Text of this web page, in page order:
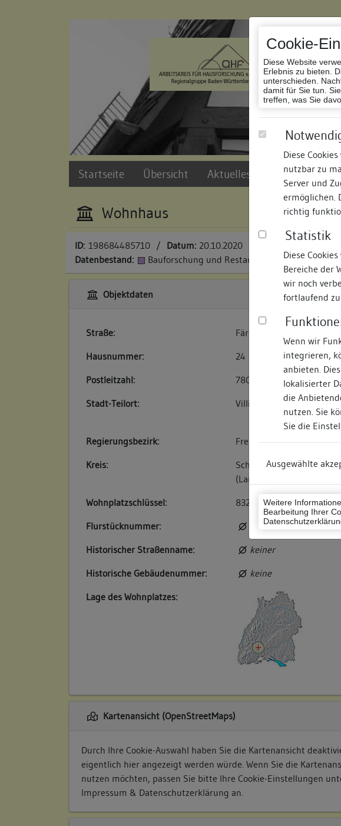
Cookie-
Diese Website
Erlebnis zu bieten.
unterschieden.
damit für Sie tun.
treffen, was Sie
Diese
nutzbar zu
Server und
ermöglichen.
richtig
Statistik
Diese
Bereiche der
wir noch
fortlaufend
Wenn wir
integrieren,
anbieten.
lokalisierter
die
nutzen. Sie
Sie die
Ausgewählte
Weitere
Bearbeitung Ihrer
Startseite Übersicht Aktuelles und Termine
Wohnhaus
ID: 198684485710 / Datum: 20.10.2020
Datenbestand:
Bauforschung und Restaurierung
Objektdaten
Straße:
Färberstraße
Hausnummer:
24
Postleitzahl:
78050
Stadt-Teilort:
Villingen
Regierungsbezirk:
Freiburg
Kreis:
Schwarzwald-Baar-Kreis
(Landkreis)
Wohnplatzschlüssel:
8326074020
Flurstücknummer:
keine
Historischer Straßenname:
keiner
Historische Gebäudenummer:
keine
Lage des Wohnplatzes:
Kartenansicht (OpenStreetMaps)
Durch Ihre Cookie-Auswahl haben Sie die Kartenansicht
eigentlich hier angezeigt werden würde. Wenn Sie die
nutzen möchten, passen Sie bitte Ihre Cookie-Einstellungen
Impressum & Datenschutzerklärung an.